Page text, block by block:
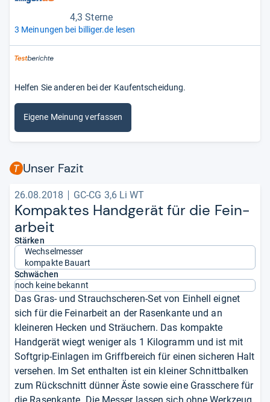
4,3 Sterne
3 Meinungen bei billiger.de lesen
Helfen Sie anderen bei der Kaufentscheidung.
Eigene Meinung verfassen
Unser Fazit
26.08.2018 GC-CG 3,6 Li WT
Kom­pak­tes Hand­ge­rät für die Fein­
ar­beit
Stärken
Wechselmesser
kompakte Bauart
Schwächen
noch keine bekannt
Das Gras- und Strauchscheren-Set von Einhell eignet
sich für die Feinarbeit an der Rasenkante und an
kleineren Hecken und Sträuchern. Das kompakte
Handgerät wiegt weniger als 1 Kilogramm und ist mit
Softgrip-Einlagen im Griffbereich für einen sicheren Halt
versehen. Im Set enthalten ist ein kleiner Schnittbalken
zum Rückschnitt dünner Äste sowie eine Grasschere für
die Rasenkante. Die Messer lassen sich ohne Werkzeug